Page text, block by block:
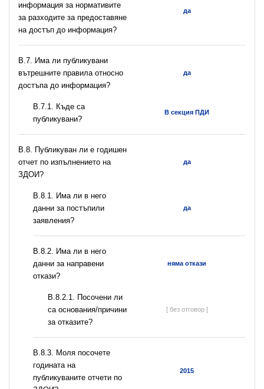
информация за нормативите
за разходите за предоставяне
на достъп до информация?
да
В.7. Има ли публикувани
вътрешните правила относно
достъпа до информация?
да
В.7.1. Къде са
публикувани?
В секция ПДИ
В.8. Публикуван ли е годишен
отчет по изпълнението на
ЗДОИ?
да
В.8.1. Има ли в него
данни за постъпили
заявления?
да
В.8.2. Има ли в него
данни за направени
откази?
няма откази
В.8.2.1. Посочени ли
са основания/причини
за отказите?
[ без отговор ]
В.8.3. Моля посочете
годината на
публикуваните отчети по
2015